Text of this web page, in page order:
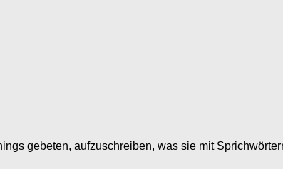
gebeten, aufzuschreiben, was sie mit